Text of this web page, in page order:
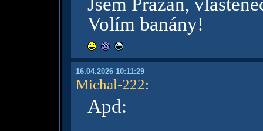
Volím banány!
16.04.2026 10:11:29
Michal-222:
Apd: